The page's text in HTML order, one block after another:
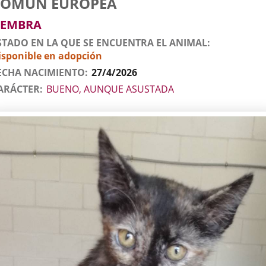
EN LA QUE SE ENCUENTRA EL ANIMAL
en adopción
NACIMIENTO 27/4/2026
BUENO, AUNQUE ASUSTADA